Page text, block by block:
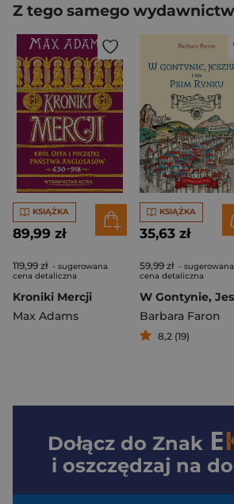
Z tego samego
KSIĄŻKA
89,99 zł
119,99 zł - sugerowana
cena detaliczna
Kroniki Mercji
Max Adams
KSIĄŻKA
35,63 zł
59,99 zł - sugerowana
cena detaliczna
Barbara Faron
8,2 (19)
Dołącz do Znak
i oszczędzaj na